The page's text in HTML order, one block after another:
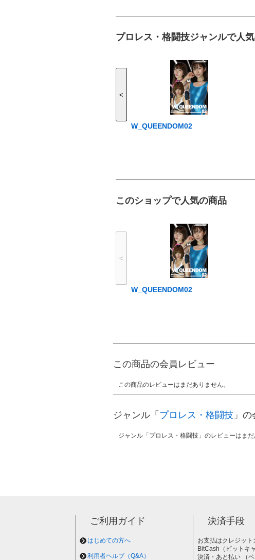
プロレス・格闘技ジャンルで人
<
W_QUEENDOM02
このショップで人気の商品
<
W_QUEENDOM02
この商品の会員レビュー
この商品のレビューはまだありません。
ジャンル「 プロレス・格闘技 」
ジャンル「プロレス・格闘技」のレビューはまだ
ご利用ガイド
はじめての方へ
利用者ヘルプ（Q&A）
決済手段
お支払はクレジット
BitCash（ビットキ
決済・あと払い （